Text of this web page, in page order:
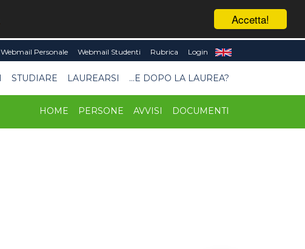
Accetta!
Webmail Personale Webmail Studenti Rubrica Login
STUDIARE LAUREARSI ...E DOPO LA LAUREA?
HOME PERSONE AVVISI DOCUMENTI